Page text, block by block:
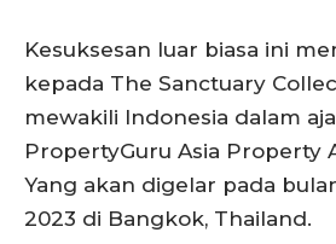
Kesuksesan luar biasa ini
kepada The Sanctuary
mewakili Indonesia dalam
PropertyGuru Asia Property
Yang akan digelar pada
2023 di Bangkok, Thailand.